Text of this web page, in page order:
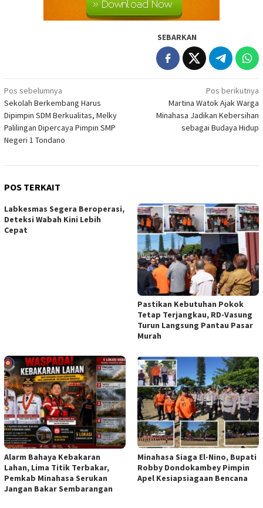
SEBARKAN
Navigasi
pos
Pos sebelumnya
Sekolah Berkembang Harus
Dipimpin SDM Berkualitas, Melky
Palilingan Dipercaya Pimpin SMP
Negeri 1 Tondano
Pos berikutnya
Martina Watok Ajak Warga
Minahasa Jadikan Kebersihan
sebagai Budaya Hidup
POS TERKAIT
Labkesmas Segera Beroperasi,
Deteksi Wabah Kini Lebih
Cepat
Pastikan Kebutuhan Pokok
Tetap Terjangkau, RD-Vasung
Turun Langsung Pantau Pasar
Murah
Alarm Bahaya Kebakaran
Lahan, Lima Titik Terbakar,
Pemkab Minahasa Serukan
Jangan Bakar Sembarangan
Minahasa Siaga El-Nino, Bupati
Robby Dondokambey Pimpin
Apel Kesiapsiagaan Bencana